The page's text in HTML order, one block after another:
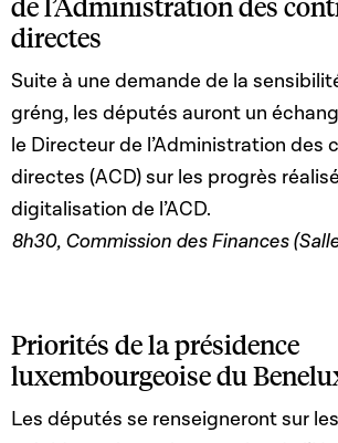
directes
Suite à une demande de la
gréng, les députés auront un
le Directeur de l’Administration des
directes (ACD) sur les progrès
digitalisation de l’ACD.
8h30, Commission des Finances
Priorités de la présidence
luxembourgeoise du
Les députés se renseigneront sur